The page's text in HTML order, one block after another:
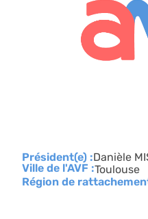
Président(e) :Danièle
Ville de l'AVF :Toulouse
Région de